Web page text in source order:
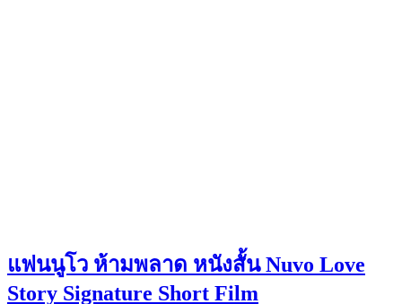
แฟนนูโว ห้ามพลาด หนังสั้น Nuvo Love
Story Signature Short Film